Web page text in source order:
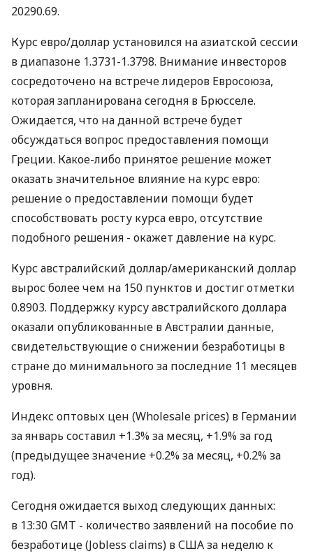
20290.69.
Курс евро/доллар установился на азиатской сессии
в диапазоне 1.3731-1.3798. Внимание инвесторов
сосредоточено на встрече лидеров Евросоюза,
которая запланирована сегодня в Брюсселе.
Ожидается, что на данной встрече будет
обсуждаться вопрос предоставления помощи
Греции. Какое-либо принятое решение может
оказать значительное влияние на курс евро:
решение о предоставлении помощи будет
способствовать росту курса евро, отсутствие
подобного решения - окажет давление на курс.
Курс австралийский доллар/американский доллар
вырос более чем на 150 пунктов и достиг отметки
0.8903. Поддержку курсу австралийского доллара
оказали опубликованные в Австралии данные,
свидетельствующие о снижении безработицы в
стране до минимального за последние 11 месяцев
уровня.
Индекс оптовых цен (Wholesale prices) в Германии
за январь составил +1.3% за месяц, +1.9% за год
(предыдущее значение +0.2% за месяц, +0.2% за
год).
Сегодня ожидается выход следующих данных:
в 13:30 GMT - количество заявлений на пособие по
безработице (Jobless claims) в США за неделю к